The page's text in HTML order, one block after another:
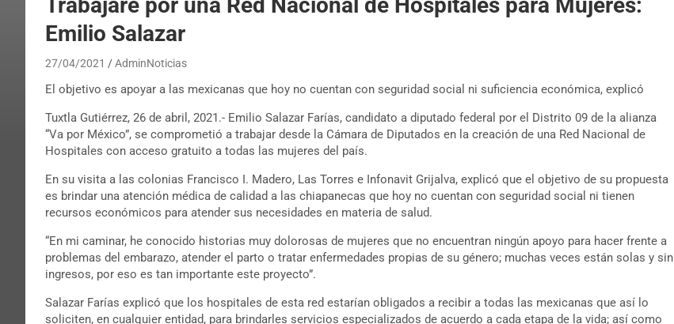
Emilio Salazar
27/04/2021 AdminNoticias
El objetivo es apoyar a las mexicanas que hoy no cuentan con seguridad social ni suficiencia económica, explicó
Tuxtla Gutiérrez, 26 de abril, 2021.- Emilio Salazar Farías, candidato a diputado federal por el Distrito 09 de la alianza
“Va por México”, se comprometió a trabajar desde la Cámara de Diputados en la creación de una Red Nacional de
Hospitales con acceso gratuito a todas las mujeres del país.
En su visita a las colonias Francisco I. Madero, Las Torres e Infonavit Grijalva, explicó que el objetivo de su propuesta
es brindar una atención médica de calidad a las chiapanecas que hoy no cuentan con seguridad social ni tienen
recursos económicos para atender sus necesidades en materia de salud.
“En mi caminar, he conocido historias muy dolorosas de mujeres que no encuentran ningún apoyo para hacer frente a
problemas del embarazo, atender el parto o tratar enfermedades propias de su género; muchas veces están solas y sin
ingresos, por eso es tan importante este proyecto”.
Salazar Farías explicó que los hospitales de esta red estarían obligados a recibir a todas las mexicanas que así lo
soliciten, en cualquier entidad, para brindarles servicios especializados de acuerdo a cada etapa de la vida; así como